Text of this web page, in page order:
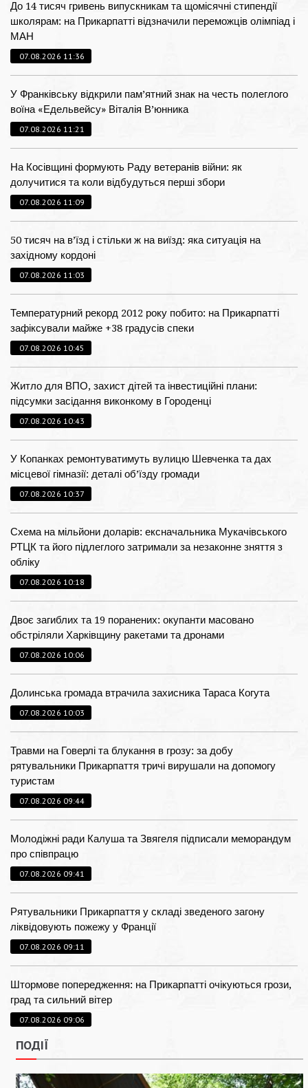
До 14 тисяч гривень випускникам та щомісячні стипендії
школярам: на Прикарпатті відзначили переможців олімпіад і
МАН
07.08.2026 11:36
У Франківську відкрили пам’ятний знак на честь полеглого
воїна «Едельвейсу» Віталія В’юнника
07.08.2026 11:21
На Косівщині формують Раду ветеранів війни: як
долучитися та коли відбудуться перші збори
07.08.2026 11:09
50 тисяч на в’їзд і стільки ж на виїзд: яка ситуація на
західному кордоні
07.08.2026 11:03
Температурний рекорд 2012 року побито: на Прикарпатті
зафіксували майже +38 градусів спеки
07.08.2026 10:45
Житло для ВПО, захист дітей та інвестиційні плани:
підсумки засідання виконкому в Городенці
07.08.2026 10:43
У Копанках ремонтуватимуть вулицю Шевченка та дах
місцевої гімназії: деталі об’їзду громади
07.08.2026 10:37
Схема на мільйони доларів: ексначальника Мукачівського
РТЦК та його підлеглого затримали за незаконне зняття з
обліку
07.08.2026 10:18
Двоє загиблих та 19 поранених: окупанти масовано
обстріляли Харківщину ракетами та дронами
07.08.2026 10:06
Долинська громада втрачила захисника Тараса Когута
07.08.2026 10:03
Травми на Говерлі та блукання в грозу: за добу
рятувальники Прикарпаття тричі вирушали на допомогу
туристам
07.08.2026 09:44
Молодіжні ради Калуша та Звягеля підписали меморандум
про співпрацю
07.08.2026 09:41
Рятувальники Прикарпаття у складі зведеного загону
ліквідовують пожежу у Франції
07.08.2026 09:11
Штормове попередження: на Прикарпатті очікуються грози,
град та сильний вітер
07.08.2026 09:06
ПОДІЇ